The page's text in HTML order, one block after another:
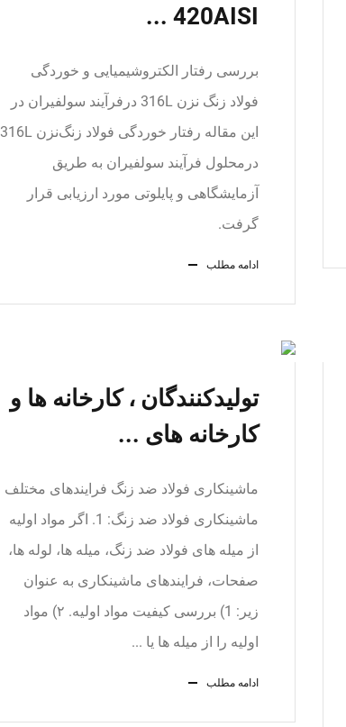
420AISI ...
بررسی رفتار الکتروشیمیایی و خوردگی
فولاد زنگ نزن 316L درفرآیند سولفیران در
این مقاله رفتار خوردگی فولاد زنگ‌نزن 316L
درمحلول فرآیند سولفیران به طریق
آزمایشگاهی و پایلوتی مورد ارزیابی قرار
گرفت.
ادامه مطلب
تولیدکنندگان ، کارخانه ها و
کارخانه های ...
ماشینکاری فولاد ضد زنگ فرایندهای مختلف
ماشینکاری فولاد ضد زنگ: 1. اگر مواد اولیه
از میله های فولاد ضد زنگ، میله ها، لوله ها،
صفحات، فرایندهای ماشینکاری به عنوان
زیر: 1) بررسی کیفیت مواد اولیه. ۲) مواد
اولیه را از میله ها یا ...
ادامه مطلب